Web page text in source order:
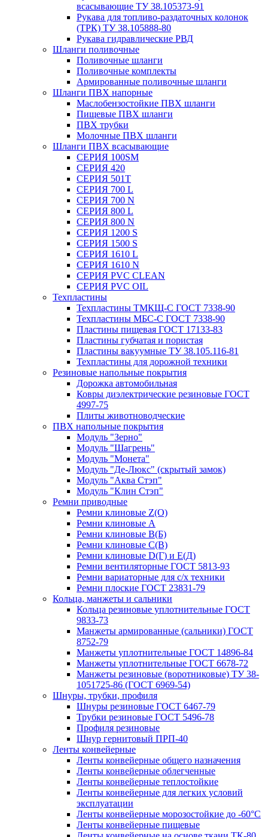
всасывающие ТУ 38.105373-91
Рукава для топливо-раздаточных колонок
(ТРК) ТУ 38.105888-80
Рукава гидравлические РВД
Шланги поливочные
Поливочные шланги
Поливочные комплекты
Армированные поливочные шланги
Шланги ПВХ напорные
Маслобензостойкие ПВХ шланги
Пищевые ПВХ шланги
ПВХ трубки
Молочные ПВХ шланги
Шланги ПВХ всасывающие
СЕРИЯ 100SM
СЕРИЯ 420
СЕРИЯ 501T
СЕРИЯ 700 L
СЕРИЯ 700 N
СЕРИЯ 800 L
СЕРИЯ 800 N
СЕРИЯ 1200 S
СЕРИЯ 1500 S
СЕРИЯ 1610 L
СЕРИЯ 1610 N
СЕРИЯ PVC CLEAN
СЕРИЯ PVC OIL
Техпластины
Техпластины ТМКЩ-С ГОСТ 7338-90
Техпластины МБС-С ГОСТ 7338-90
Пластины пищевая ГОСТ 17133-83
Пластины губчатая и пористая
Пластины вакуумные ТУ 38.105.116-81
Техпластины для дорожной техники
Резиновые напольные покрытия
Дорожка автомобильная
Ковры диэлектрические резиновые ГОСТ
4997-75
Плиты животноводческие
ПВХ напольные покрытия
Модуль "Зерно"
Модуль "Шагрень"
Модуль "Монета"
Модуль "Де-Люкс" (скрытый замок)
Модуль "Аква Стэп"
Модуль "Клин Стэп"
Ремни приводные
Ремни клиновые Z(О)
Ремни клиновые А
Ремни клиновые В(Б)
Ремни клиновые С(В)
Ремни клиновые D(Г) и Е(Д)
Ремни вентиляторные ГОСТ 5813-93
Ремни вариаторные для с/х техники
Ремни плоские ГОСТ 23831-79
Кольца, манжеты и сальники
Кольца резиновые уплотнительные ГОСТ
9833-73
Манжеты армированные (сальники) ГОСТ
8752-79
Манжеты уплотнительные ГОСТ 14896-84
Манжеты уплотнительные ГОСТ 6678-72
Манжеты резиновые (воротниковые) ТУ 38-
1051725-86 (ГОСТ 6969-54)
Шнуры, трубки, профиля
Шнуры резиновые ГОСТ 6467-79
Трубки резиновые ГОСТ 5496-78
Профиля резиновые
Шнур гернитовый ПРП-40
Ленты конвейерные
Ленты конвейерные общего назначения
Ленты конвейерные облегченные
Ленты конвейерные теплостойкие
Ленты конвейерные для легких условий
эксплуатации
Ленты конвейерные морозостойкие до -60°С
Ленты конвейерные пищевые